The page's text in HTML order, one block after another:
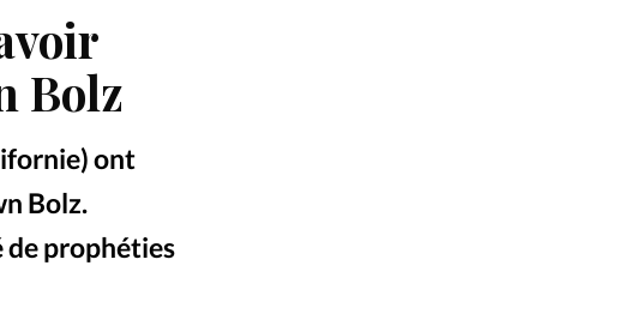
un don
rédaction
compte
Bolz
ont
Bolz.
de prophéties